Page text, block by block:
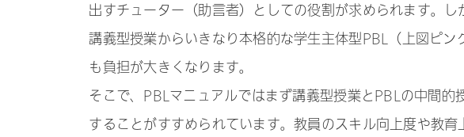
出すチューター（助言者）としての役割が求められます。
講義型授業からいきなり本格的な学生主体型PBL（上図ピ
も負担が大きくなります。
そこで、PBLマニュアルではまず講義型授業とPBLの中間
することがすすめられています。教員のスキル向上度や教